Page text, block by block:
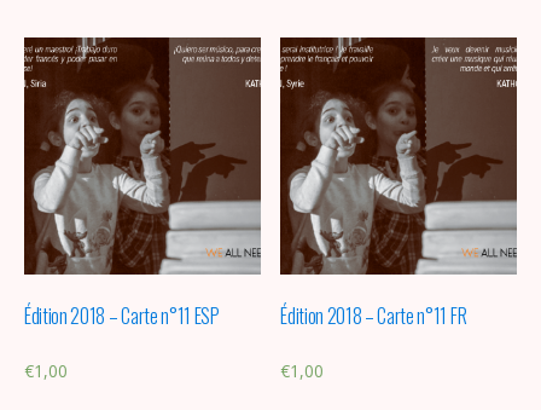
Édition 2018 – Carte n°11 ESP
€1,00
Édition 2018 – Carte n°11 FR
€1,00